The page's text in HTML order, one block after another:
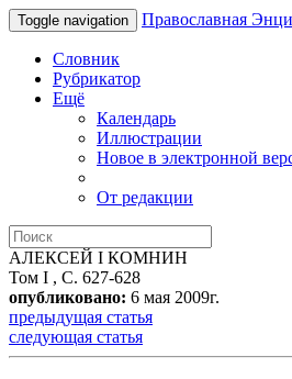
Toggle navigation Православная
Словник
Рубрикатор
Ещё
Календарь
Иллюстрации
Новое в электронной
От редакции
АЛЕКСЕЙ I КОМНИН
Том I , С. 627-628
опубликовано: 6 мая 2009г.
предыдущая статья
следующая статья